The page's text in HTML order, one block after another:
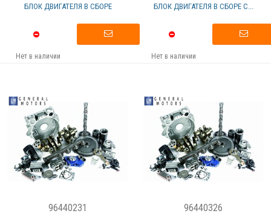
БЛОК ДВИГАТЕЛЯ В СБОРЕ
Нет в наличии
БЛОК ДВИГАТЕЛЯ В СБОРЕ С...
Нет в наличии
96440231 96440326